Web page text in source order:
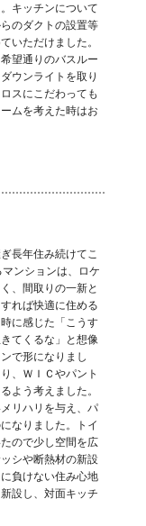
キッチンについて
のダクトの設置等
いただけました。
望通りのバスルー
ウンライトを取り
スにこだわっても
ムを考えた時はお
長年住み続けてこ
ンションは、ロケ
、間取りの一新と
れば快適に住める
に感じた「こうす
てくるな」と想像
で形になりまし
、ＷＩＣやパント
よう考えました。
リハリを与え、パ
なりました。トイ
ので少し空間を広
シや断熱材の新設
負けない住み心地
設し、対面キッチ